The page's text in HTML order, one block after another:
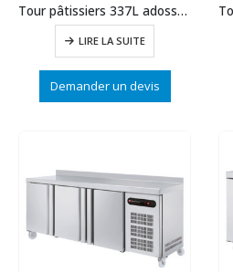
Tour pâtissiers 337L adossée 2P prof.800
LIRE LA SUITE
Demander un devis